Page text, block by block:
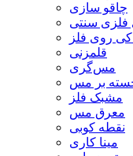
چاقو سازی
فلزی سنتی
روی فلز
قلمزنی
مس‌گری
بر مس
مشبک فلز
معرق مس
نقطه کوبی
مینا کاری